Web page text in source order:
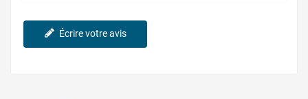
Écrire votre avis